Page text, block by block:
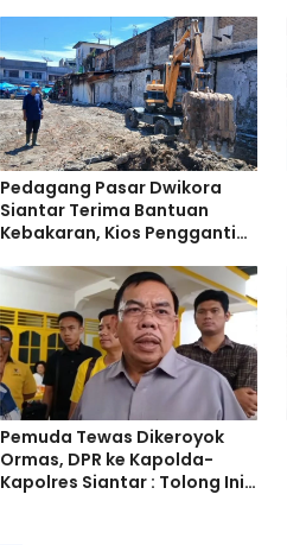
Pedagang Pasar Dwikora
Siantar Terima Bantuan
Kebakaran, Kios Pengganti
Pemuda Tewas Dikeroyok
Ormas, DPR ke Kapolda-
Kapolres Siantar : Tolong Ini